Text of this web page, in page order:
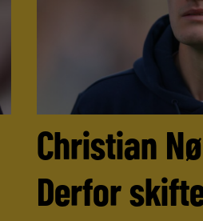
Christian
Derfor